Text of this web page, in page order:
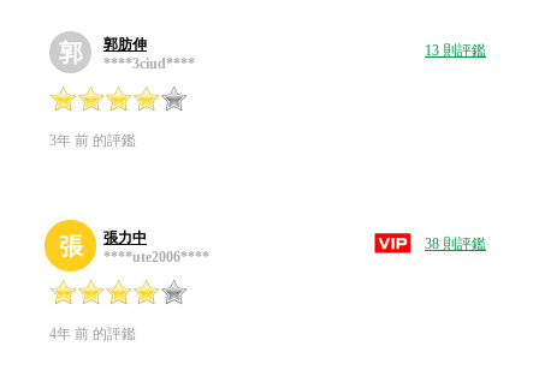
郭
郭肪伸
****3ciud****
13 則評鑑
3年 前 的評鑑
張
張力中
****ute2006****
38 則評鑑
4年 前 的評鑑